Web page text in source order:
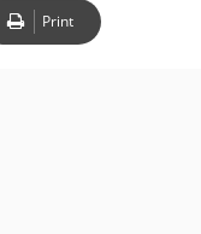
Print